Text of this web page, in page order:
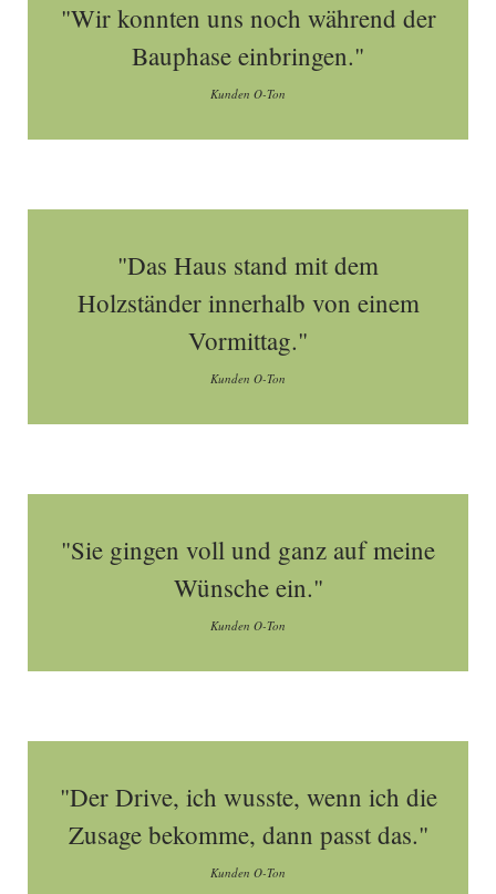
"Wir konnten uns noch während der
Bauphase einbringen."
Kunden O-Ton
"Das Haus stand mit dem
Holzständer innerhalb von einem
Vormittag."
Kunden O-Ton
"Sie gingen voll und ganz auf meine
Wünsche ein."
Kunden O-Ton
"Der Drive, ich wusste, wenn ich die
Zusage bekomme, dann passt das."
Kunden O-Ton